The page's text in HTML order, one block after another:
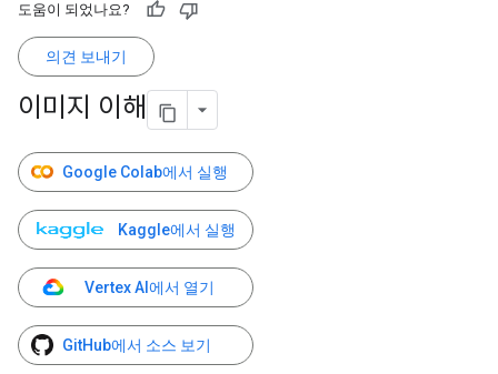
도움이 되었나요?
의견 보내기
이미지 이해
Google Colab에서 실행
Kaggle에서 실행
Vertex AI에서 열기
GitHub에서 소스 보기